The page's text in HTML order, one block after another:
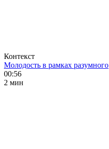
Контекст
Молодость в рамках разумного
00:56
2 мин